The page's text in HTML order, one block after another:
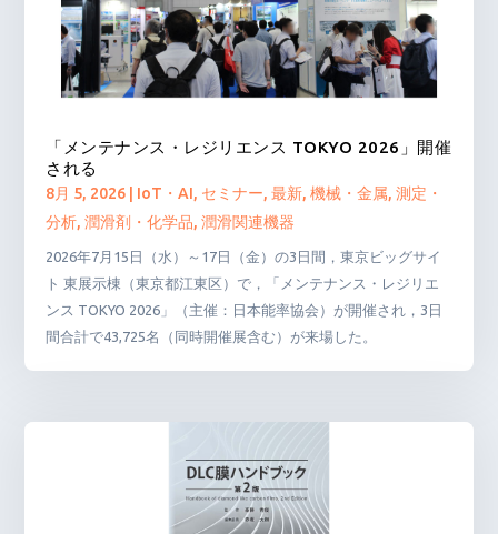
「メンテナンス・レジリエンス TOKYO 2026」開催
される
8月 5, 2026 IoT・AI, セミナー,最新,機械・金属,測定・
分析,潤滑剤・化学品,潤滑関連機器
2026年7月15日（水）～17日（金）の3日間，東京ビッグサイ
ト 東展示棟（東京都江東区）で，「メンテナンス・レジリエ
ンス TOKYO 2026」（主催：日本能率協会）が開催され，3日
間合計で43,725名（同時開催展含む）が来場した。